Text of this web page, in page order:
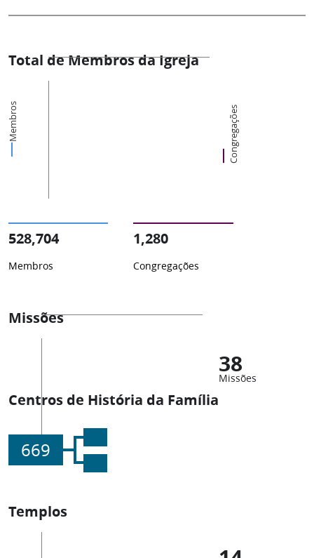
Total de Membros da Igreja
Membros Congregações
528,704
Membros
1,280
Congregações
Missões
38
Missões
Centros de História da Família
669
Templos